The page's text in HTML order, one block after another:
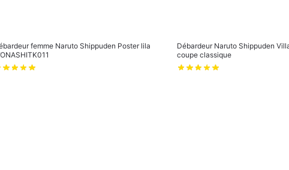
femme Naruto Shippuden Poster lila
Débardeur Naruto Shippuden
coupe classique